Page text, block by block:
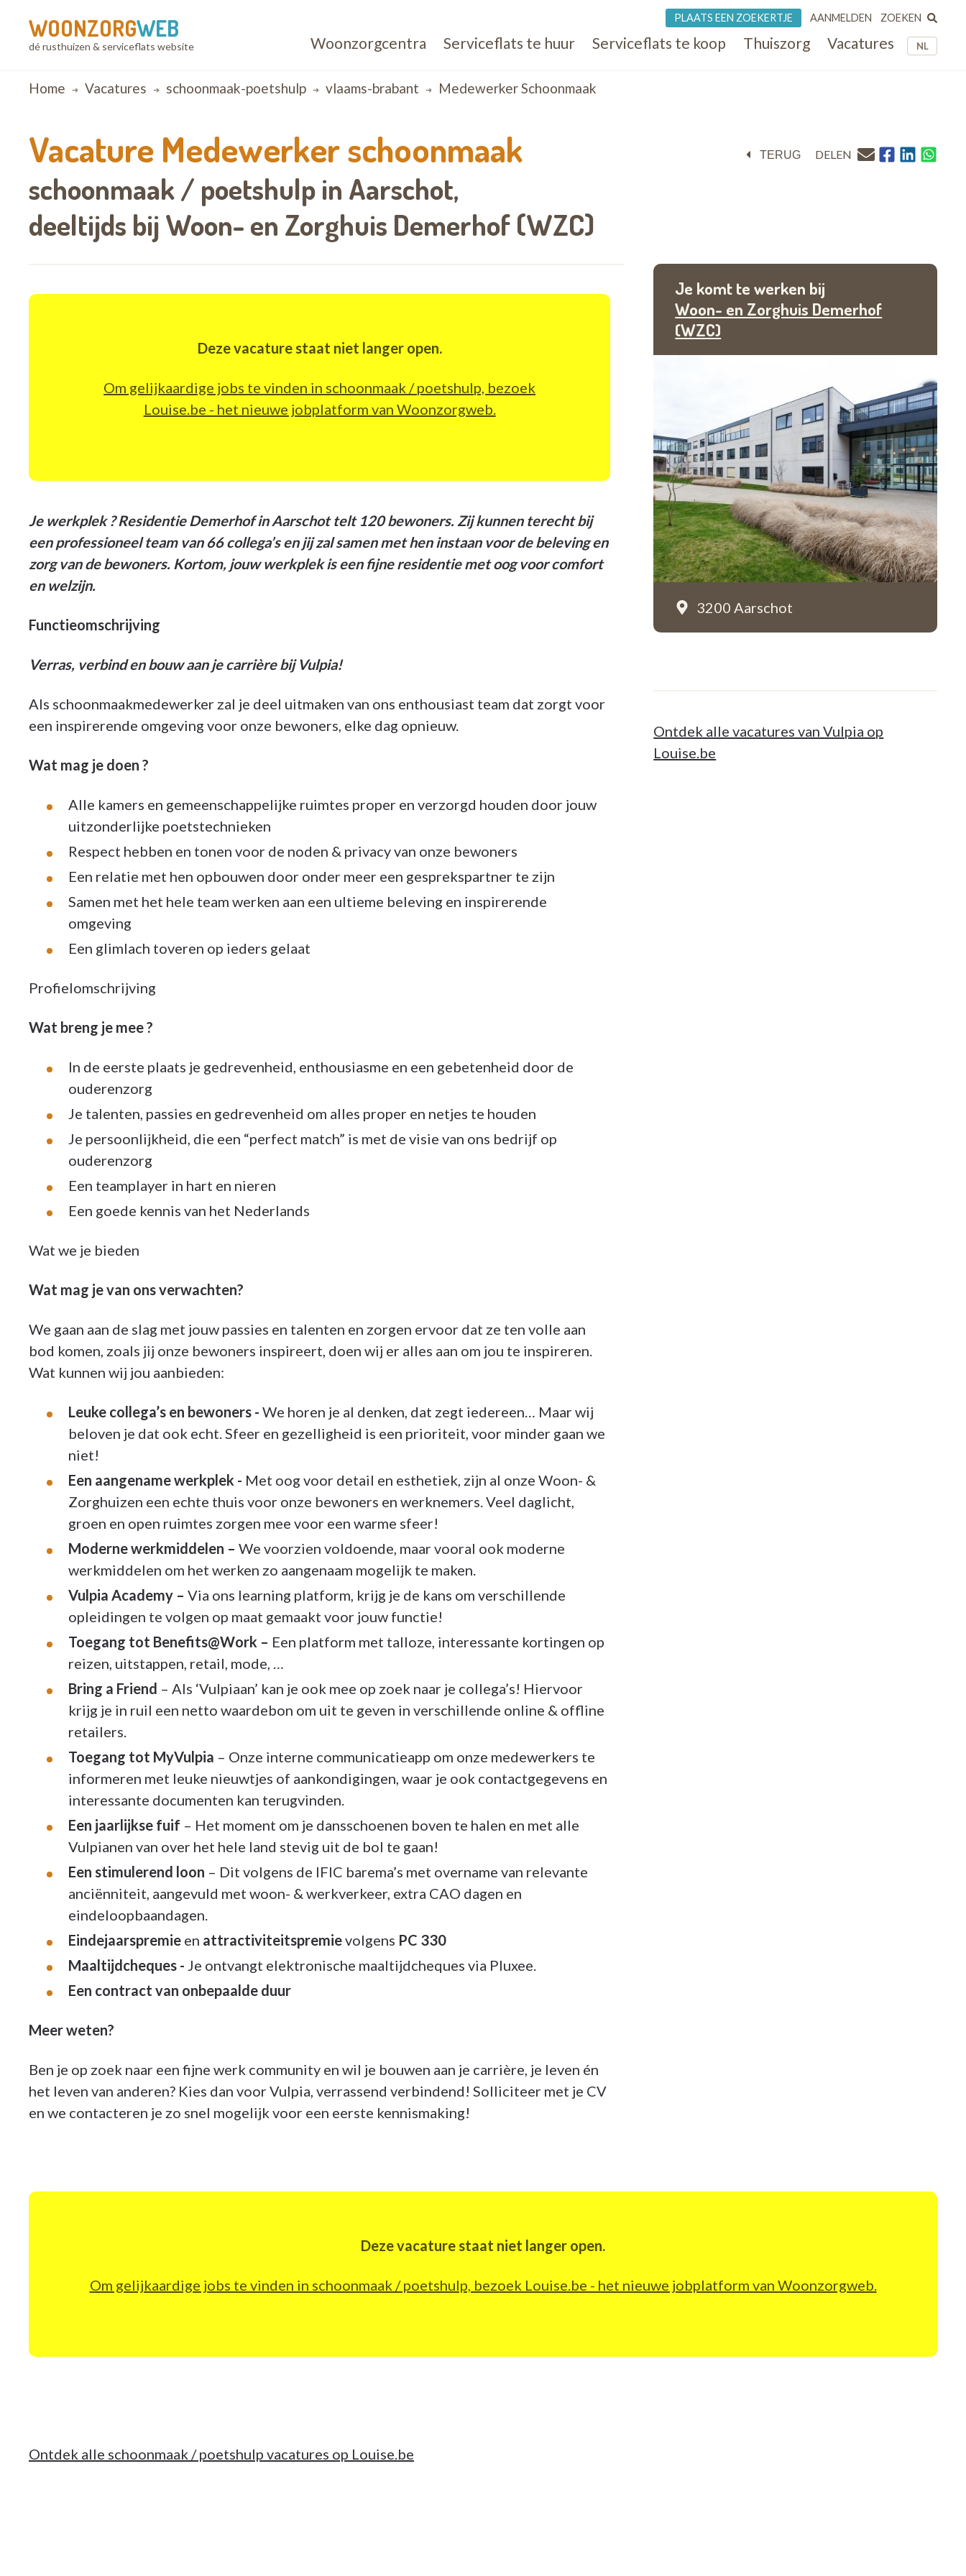
WOONZORGWEB
dé rusthuizen & serviceflats website NL
Woonzorgcentra Serviceflats te huur Serviceflats te koop Thuiszorg Vacatures
PLAATS EEN ZOEKERTJE AANMELDEN ZOEKEN
Breadcrumb
Home Vacatures schoonmaak-poetshulp vlaams-brabant Medewerker Schoonmaak
TERUG DELEN
Vacature Medewerker schoonmaak
schoonmaak / poetshulp in Aarschot,
deeltijds bij Woon- en Zorghuis Demerhof (WZC)
Je komt te werken bij
Woon- en Zorghuis Demerhof
(WZC)
3200 Aarschot
Deze vacature staat niet langer open.
Om gelijkaardige jobs te vinden in schoonmaak / poetshulp, bezoek
Louise.be - het nieuwe jobplatform van Woonzorgweb.
Je werkplek ? Residentie Demerhof in Aarschot telt 120 bewoners. Zij kunnen terecht bij
een professioneel team van 66 collega’s en jij zal samen met hen instaan voor de beleving en
zorg van de bewoners. Kortom, jouw werkplek is een fijne residentie met oog voor comfort
en welzijn.
Functieomschrijving
Verras, verbind en bouw aan je carrière bij Vulpia!
Als schoonmaakmedewerker zal je deel uitmaken van ons enthousiast team dat zorgt voor
een inspirerende omgeving voor onze bewoners, elke dag opnieuw.
Wat mag je doen ?
Alle kamers en gemeenschappelijke ruimtes proper en verzorgd houden door jouw
uitzonderlijke poetstechnieken
Respect hebben en tonen voor de noden & privacy van onze bewoners
Een relatie met hen opbouwen door onder meer een gesprekspartner te zijn
Samen met het hele team werken aan een ultieme beleving en inspirerende
omgeving
Een glimlach toveren op ieders gelaat
Profielomschrijving
Wat breng je mee ?
In de eerste plaats je gedrevenheid, enthousiasme en een gebetenheid door de
ouderenzorg
Je talenten, passies en gedrevenheid om alles proper en netjes te houden
Je persoonlijkheid, die een “perfect match” is met de visie van ons bedrijf op
ouderenzorg
Een teamplayer in hart en nieren
Een goede kennis van het Nederlands
Wat we je bieden
Wat mag je van ons verwachten?
We gaan aan de slag met jouw passies en talenten en zorgen ervoor dat ze ten volle aan
bod komen, zoals jij onze bewoners inspireert, doen wij er alles aan om jou te inspireren.
Wat kunnen wij jou aanbieden:
Leuke collega’s en bewoners - We horen je al denken, dat zegt iedereen… Maar wij
beloven je dat ook echt. Sfeer en gezelligheid is een prioriteit, voor minder gaan we
niet!
Een aangename werkplek - Met oog voor detail en esthetiek, zijn al onze Woon- &
Zorghuizen een echte thuis voor onze bewoners en werknemers. Veel daglicht,
groen en open ruimtes zorgen mee voor een warme sfeer!
Moderne werkmiddelen – We voorzien voldoende, maar vooral ook moderne
werkmiddelen om het werken zo aangenaam mogelijk te maken.
Vulpia Academy – Via ons learning platform, krijg je de kans om verschillende
opleidingen te volgen op maat gemaakt voor jouw functie!
Toegang tot Benefits@Work – Een platform met talloze, interessante kortingen op
reizen, uitstappen, retail, mode, …
Bring a Friend – Als ‘Vulpiaan’ kan je ook mee op zoek naar je collega’s! Hiervoor
krijg je in ruil een netto waardebon om uit te geven in verschillende online & offline
retailers.
Toegang tot MyVulpia – Onze interne communicatieapp om onze medewerkers te
informeren met leuke nieuwtjes of aankondigingen, waar je ook contactgegevens en
interessante documenten kan terugvinden.
Een jaarlijkse fuif – Het moment om je dansschoenen boven te halen en met alle
Vulpianen van over het hele land stevig uit de bol te gaan!
Een stimulerend loon – Dit volgens de IFIC barema’s met overname van relevante
anciënniteit, aangevuld met woon- & werkverkeer, extra CAO dagen en
eindeloopbaandagen.
Eindejaarspremie en attractiviteitspremievolgens PC 330
Maaltijdcheques - Je ontvangt elektronische maaltijdcheques via Pluxee.
Een contract van onbepaalde duur
Meer weten?
Ben je op zoek naar een fijne werk community en wil je bouwen aan je carrière, je leven én
het leven van anderen? Kies dan voor Vulpia, verrassend verbindend! Solliciteer met je CV
en we contacteren je zo snel mogelijk voor een eerste kennismaking!
Ontdek alle vacatures van Vulpia op
Louise.be
Deze vacature staat niet langer open.
Om gelijkaardige jobs te vinden in schoonmaak / poetshulp, bezoek Louise.be - het nieuwe jobplatform van Woonzorgweb.
Ontdek alle schoonmaak / poetshulp vacatures op Louise.be